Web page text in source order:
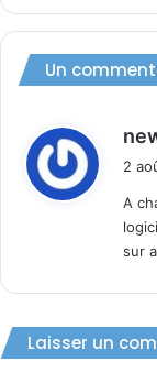
Un
2
A
sur
Laisser un